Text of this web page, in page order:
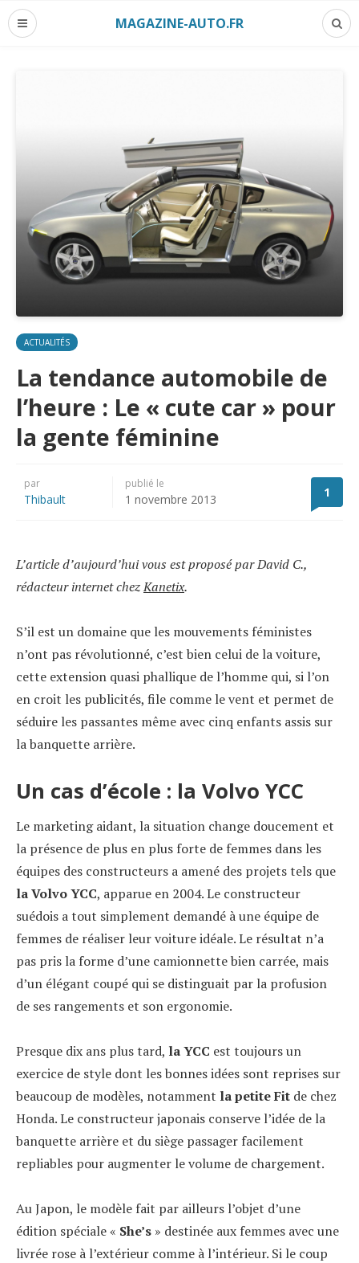
MAGAZINE-AUTO.FR
ACTUALITÉS
La tendance automobile de
l’heure : Le « cute car » pour
la gente féminine
par
Thibault
publié le
1 novembre 2013 1
L’article d’aujourd’hui vous est proposé par David C.,
rédacteur internet chezKanetix.
S’il est un domaine que les mouvements féministes
n’ont pas révolutionné, c’est bien celui de la voiture,
cette extension quasi phallique de l’homme qui, si l’on
en croit les publicités, file comme le vent et permet de
séduire les passantes même avec cinq enfants assis sur
la banquette arrière.
Un cas d’école : la Volvo YCC
Le marketing aidant, la situation change doucement et
la présence de plus en plus forte de femmes dans les
équipes des constructeurs a amené des projets tels que
la Volvo YCC, apparue en 2004. Le constructeur
suédois a tout simplement demandé à une équipe de
femmes de réaliser leur voiture idéale. Le résultat n’a
pas pris la forme d’une camionnette bien carrée, mais
d’un élégant coupé qui se distinguait par la profusion
de ses rangements et son ergonomie.
Presque dix ans plus tard, la YCC est toujours un
exercice de style dont les bonnes idées sont reprises sur
beaucoup de modèles, notamment la petite Fit de chez
Honda. Le constructeur japonais conserve l’idée de la
banquette arrière et du siège passager facilement
repliables pour augmenter le volume de chargement.
Au Japon, le modèle fait par ailleurs l’objet d’une
édition spéciale « She’s » destinée aux femmes avec une
livrée rose à l’extérieur comme à l’intérieur. Si le coup